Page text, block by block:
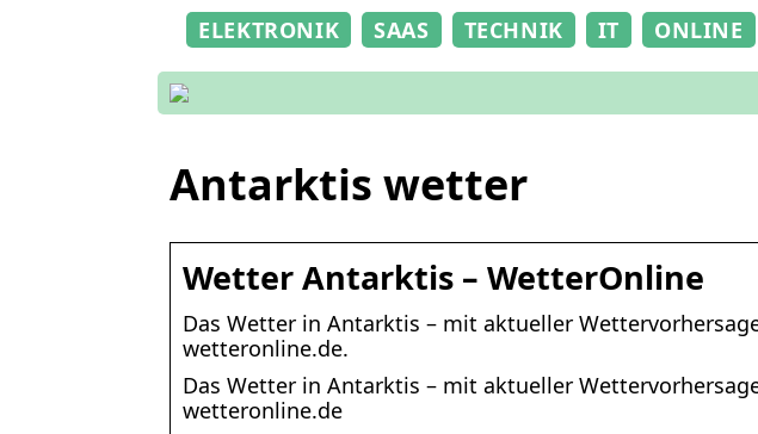
ELEKTRONIK SAAS TECHNIK IT ONLINE
Antarktis wetter
Wetter Antarktis – WetterOnline
Das Wetter in Antarktis – mit aktueller
wetteronline.de.
Das Wetter in Antarktis – mit aktueller
wetteronline.de